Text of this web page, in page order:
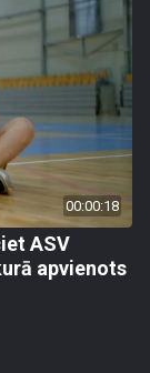
00:00:18
ASV
apvienots